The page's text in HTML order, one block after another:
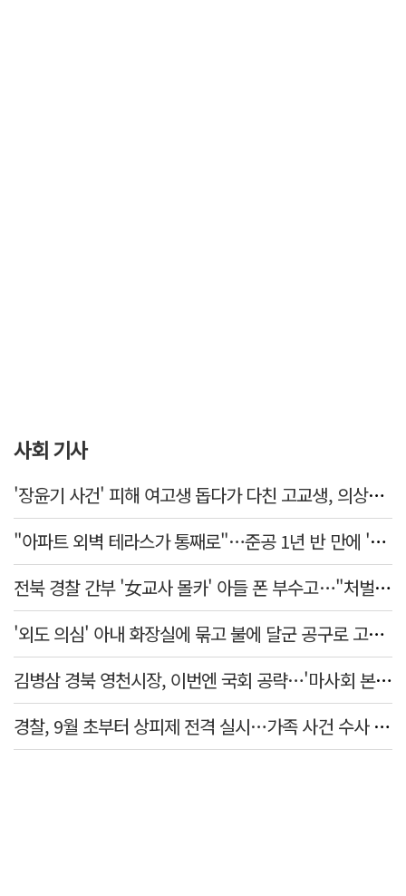
사회 기사
'장윤기 사건' 피해 여고생 돕다가 다친 고교생, 의상자 인정
"아파트 외벽 테라스가 통째로"…준공 1년 반 만에 '아찔 사고'
전북 경찰 간부 '女교사 몰카' 아들 폰 부수고…"처벌 못하는 사안" 내부망에 글
'외도 의심' 아내 화장실에 묶고 불에 달군 공구로 고문…남편 검거
김병삼 경북 영천시장, 이번엔 국회 공략…'마사회 본사 이전·광역교통망 확충' 요청
경찰, 9월 초부터 상피제 전격 실시…가족 사건 수사 못해